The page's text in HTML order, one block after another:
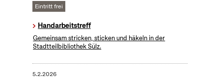
Eintritt frei
Handarbeitstreff
Gemeinsam stricken, sticken und häkeln in der
Stadtteilbibliothek Sülz.
5.2.2026